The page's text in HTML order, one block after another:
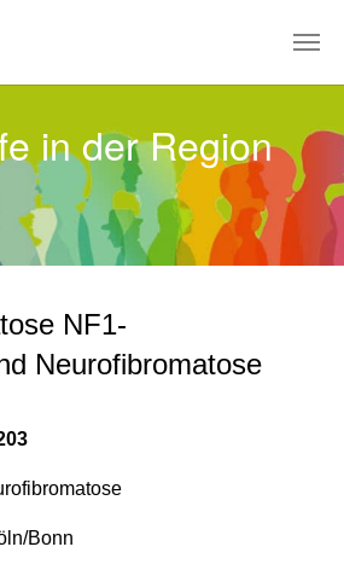
in der Region
NF1-
Neurofibromatose
Bonn